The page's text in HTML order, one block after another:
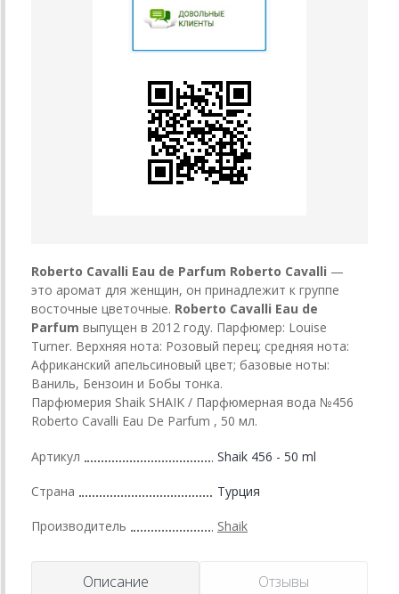
Roberto Cavalli Eau de Parfum Roberto Cavalli —
это аромат для женщин, он принадлежит к группе
восточные цветочные. Roberto Cavalli Eau de
Parfum выпущен в 2012 году. Парфюмер: Louise
Turner. Верхняя нота: Розовый перец; средняя нота:
Африканский апельсиновый цвет; базовые ноты:
Ваниль, Бензоин и Бобы тонка.
Парфюмерия Shaik SHAIK / Парфюмерная вода №456
Roberto Cavalli Eau De Parfum , 50 мл.
Артикул Shaik 456 - 50 ml
Страна Турция
Производитель Shaik
Описание Отзывы